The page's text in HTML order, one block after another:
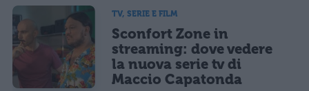
TV, SERIE E FILM
Sconfort Zone in
streaming: dove vedere
la nuova serie tv di
Maccio Capatonda